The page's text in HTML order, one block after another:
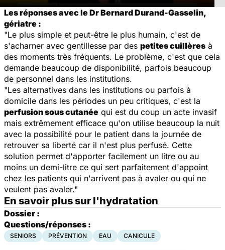
Les réponses avec le Dr Bernard Durand-Gasselin,
gériatre :
"Le plus simple et peut-être le plus humain, c'est de
s'acharner avec gentillesse par des petites cuillères à
des moments très fréquents. Le problème, c'est que cela
demande beaucoup de disponibilité, parfois beaucoup
de personnel dans les institutions.
"Les alternatives dans les institutions ou parfois à
domicile dans les périodes un peu critiques, c'est la
perfusion sous cutanée qui est du coup un acte invasif
mais extrêmement efficace qu'on utilise beaucoup la nuit
avec la possibilité pour le patient dans la journée de
retrouver sa liberté car il n'est plus perfusé. Cette
solution permet d'apporter facilement un litre ou au
moins un demi-litre ce qui sert parfaitement d'appoint
chez les patients qui n'arrivent pas à avaler ou qui ne
veulent pas avaler."
En savoir plus sur l'hydratation
Dossier :
Questions/réponses :
SENIORS PRÉVENTION EAU CANICULE